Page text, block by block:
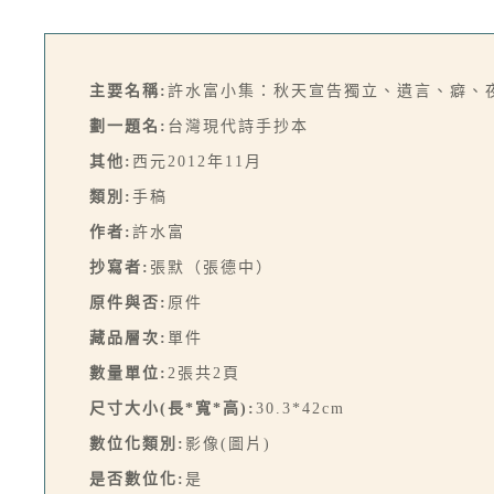
主要名稱: 許水富小集：秋天宣告獨立、遺言、癖
劃一題名: 台灣現代詩手抄本
其他: 西元2012年11月
類別: 手稿
作者: 許水富
抄寫者: 張默（張德中）
原件與否: 原件
藏品層次: 單件
數量單位: 2張共2頁
尺寸大小(長*寬*高): 30.3*42cm
數位化類別: 影像(圖片)
是否數位化: 是